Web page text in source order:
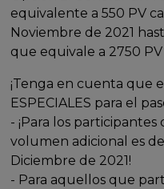
equivalente a 550 PV
Noviembre de 2021
que equivale a 2750
¡Tenga en cuenta que
ESPECIALES para el
- ¡Para los participantes
volumen adicional es
Diciembre de 2021!
- Para aquellos que